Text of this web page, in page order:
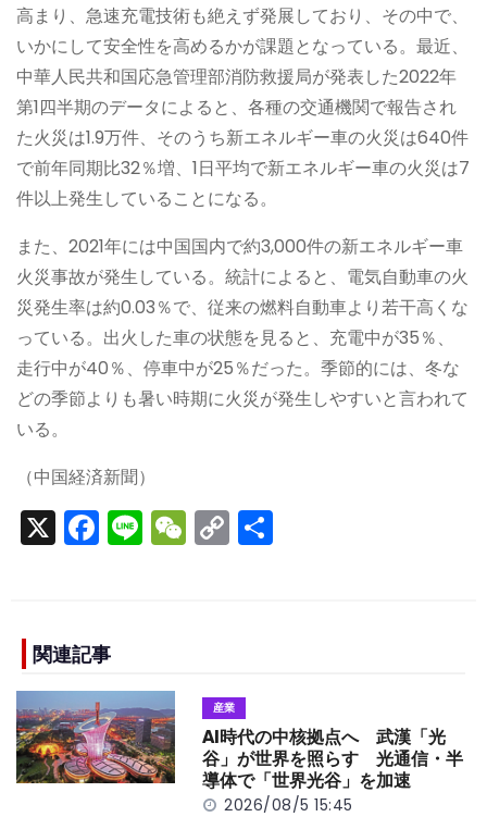
高まり、急速充電技術も絶えず発展しており、その中で、
いかにして安全性を高めるかが課題となっている。最近、
中華人民共和国応急管理部消防救援局が発表した2022年
第1四半期のデータによると、各種の交通機関で報告され
た火災は1.9万件、そのうち新エネルギー車の火災は640件
で前年同期比32％増、1日平均で新エネルギー車の火災は7
件以上発生していることになる。
また、2021年には中国国内で約3,000件の新エネルギー車
火災事故が発生している。統計によると、電気自動車の火
災発生率は約0.03％で、従来の燃料自動車より若干高くな
っている。出火した車の状態を見ると、充電中が35％、
走行中が40％、停車中が25％だった。季節的には、冬な
どの季節よりも暑い時期に火災が発生しやすいと言われて
いる。
（中国経済新聞）
X F
a
e
b
o
o
k
Li
n
W
e
C
o
n
k
関連記事
産業
AI時代の中核拠点へ 武漢「光
谷」が世界を照らす 光通信・半
導体で「世界光谷」を加速
2026/08/5 15:45